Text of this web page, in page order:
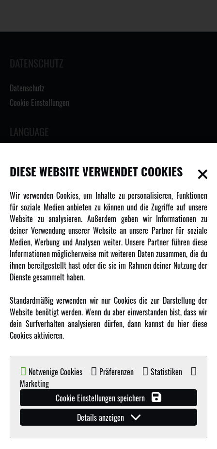
DATENSCHUTZ
Datenschutz
Cookie Einstellungen
LANGUAGE
INFORMATIONEN
Newsletter
Über uns
Karriere
Amewi Kataloge
AMXRacing - Qualitäts RC-Zubehör
Amewi Construction - Nutzfahrzeuge
Amewi B2B-Shop
DIESE WEBSITE VERWENDET COOKIES
Wir verwenden Cookies, um Inhalte zu personalisieren, Funktionen
für soziale Medien anbieten zu können und die Zugriffe auf unsere
Website zu analysieren. Außerdem geben wir Informationen zu
deiner Verwendung unserer Website an unsere Partner für soziale
Medien, Werbung und Analysen weiter. Unsere Partner führen diese
Informationen möglicherweise mit weiteren Daten zusammen, die du
ihnen bereitgestellt hast oder die sie im Rahmen deiner Nutzung der
Dienste gesammelt haben.
Standardmäßig verwenden wir nur Cookies die zur Darstellung der
Website benötigt werden. Wenn du aber einverstanden bist, dass wir
dein Surfverhalten analysieren dürfen, dann kannst du hier diese
Cookies aktivieren.
Notwenige Cookies Präferenzen
Statistiken
Marketing
Cookie Einstellungen speichern
Details anzeigen